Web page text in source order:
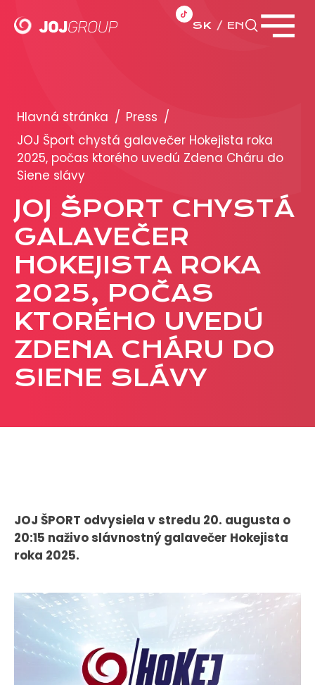
SK EN
Brandy
Produkty
PRODUKCIA
REKLAMA
Viac o reklamných formátoch
Obchodné podmienky
Prezentácia 2026
CASE STUDIES
O NÁS
B2B Rozhovory
VEREJNÉ VYSIELANIE MS 2026
KONTAKT
Hlavná stránka / Press /
JOJ Šport chystá galavečer Hokejista roka
2025, počas ktorého uvedú Zdena Cháru do
Siene slávy
JOJ ŠPORT CHYSTÁ
GALAVEČER
HOKEJISTA ROKA
2025, POČAS
KTORÉHO UVEDÚ
ZDENA CHÁRU DO
SIENE SLÁVY
JOJ ŠPORT odvysiela v stredu 20. augusta o
20:15 naživo slávnostný galavečer Hokejista
roka 2025.